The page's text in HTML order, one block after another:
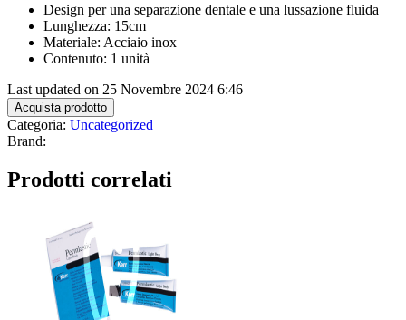
Design per una separazione dentale e una lussazione fluida
Lunghezza: 15cm
Materiale: Acciaio inox
Contenuto: 1 unità
Last updated on 25 Novembre 2024 6:46
Acquista prodotto
Categoria: Uncategorized
Brand:
Prodotti correlati